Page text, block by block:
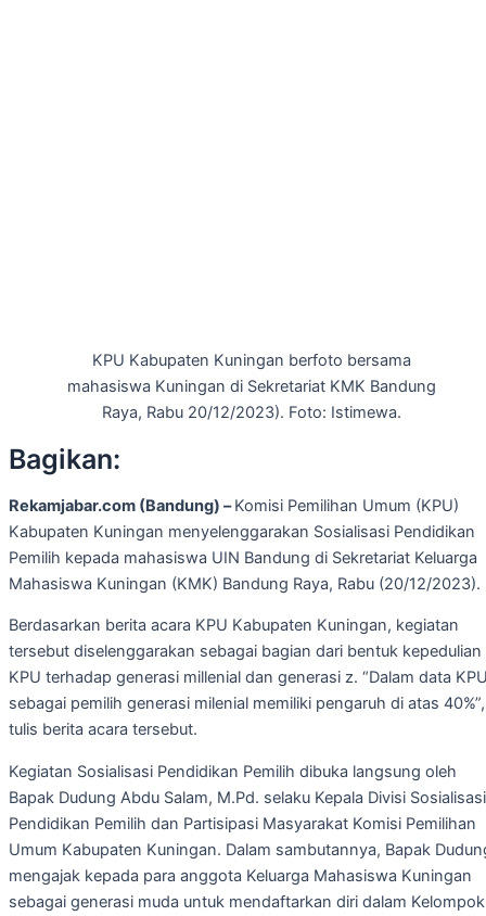
KPU Kabupaten Kuningan berfoto bersama
mahasiswa Kuningan di Sekretariat KMK Bandung
Raya, Rabu 20/12/2023). Foto: Istimewa.
Bagikan:
Rekamjabar.com (Bandung) –Komisi Pemilihan Umum (KPU)
Kabupaten Kuningan menyelenggarakan Sosialisasi Pendidikan
Pemilih kepada mahasiswa UIN Bandung di Sekretariat Keluarga
Mahasiswa Kuningan (KMK) Bandung Raya, Rabu (20/12/2023).
Berdasarkan berita acara KPU Kabupaten Kuningan, kegiatan
tersebut diselenggarakan sebagai bagian dari bentuk kepedulian
KPU terhadap generasi millenial dan generasi z. “Dalam data
sebagai pemilih generasi milenial memiliki pengaruh di atas 40%”,
tulis berita acara tersebut.
Kegiatan Sosialisasi Pendidikan Pemilih dibuka langsung oleh
Bapak Dudung Abdu Salam, M.Pd. selaku Kepala Divisi Sosialisasi
Pendidikan Pemilih dan Partisipasi Masyarakat Komisi Pemilihan
Umum Kabupaten Kuningan. Dalam sambutannya, Bapak
mengajak kepada para anggota Keluarga Mahasiswa Kuningan
sebagai generasi muda untuk mendaftarkan diri dalam Kelompok